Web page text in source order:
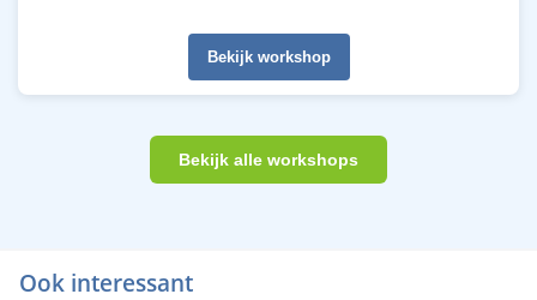
Bekijk workshop
Bekijk alle workshops
Ook interessant